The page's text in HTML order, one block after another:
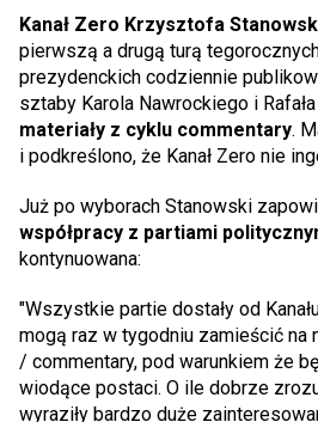
Kanał Zero Krzysztofa
pierwszą a drugą turą
prezydenckich codziennie
sztaby Karola Nawrockiego i
materiały z cyklu commentary.
i podkreślono, że Kanał Zero nie
Już po wyborach Stanowski
współpracy z partiami
kontynuowana:
"Wszystkie partie dostały od
mogą raz w tygodniu zamieścić na
/ commentary, pod warunkiem że
wiodące postaci. O ile dobrze
wyraziły bardzo duże